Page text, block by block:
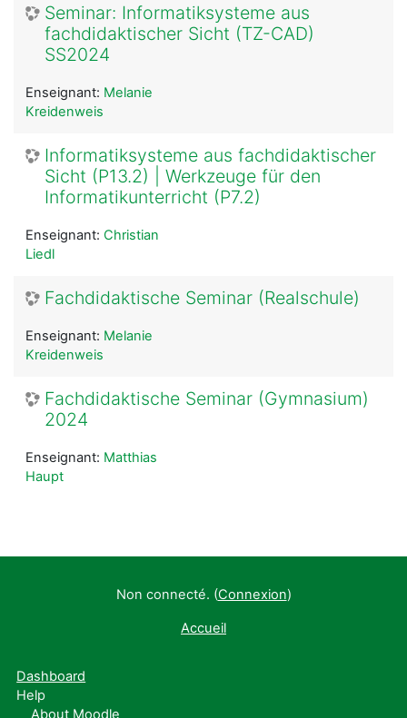
Seminar: Informatiksysteme aus
fachdidaktischer Sicht (TZ-CAD)
SS2024
Enseignant: Melanie
Kreidenweis
Informatiksysteme aus fachdidaktischer
Sicht (P13.2) | Werkzeuge für den
Informatikunterricht (P7.2)
Enseignant: Christian
Liedl
Fachdidaktische Seminar (Realschule)
Enseignant: Melanie
Kreidenweis
Fachdidaktische Seminar (Gymnasium)
2024
Enseignant: Matthias
Haupt
Non connecté. (Connexion)
Accueil
Dashboard
Help
About Moodle